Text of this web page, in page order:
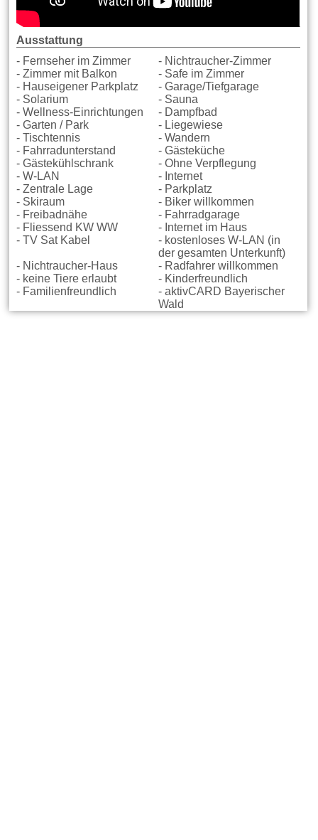
Ausstattung
- Fernseher im Zimmer
- Nichtraucher-Zimmer
- Zimmer mit Balkon
- Safe im Zimmer
- Hauseigener Parkplatz
- Garage/Tiefgarage
- Solarium
- Sauna
- Wellness-Einrichtungen
- Dampfbad
- Garten / Park
- Liegewiese
- Tischtennis
- Wandern
- Fahrradunterstand
- Gästeküche
- Gästekühlschrank
- Ohne Verpflegung
- W-LAN
- Internet
- Zentrale Lage
- Parkplatz
- Skiraum
- Biker willkommen
- Freibadnähe
- Fahrradgarage
- Fliessend KW WW
- Internet im Haus
- TV Sat Kabel
- kostenloses W-LAN (in
der gesamten Unterkunft)
- Nichtraucher-Haus
- Radfahrer willkommen
- keine Tiere erlaubt
- Kinderfreundlich
- Familienfreundlich
- aktivCARD Bayerischer
Wald